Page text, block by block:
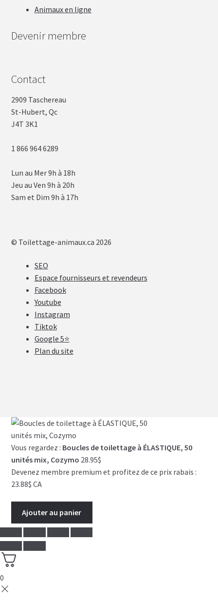
Animaux en ligne
Devenir membre
Contact
2909 Taschereau
St-Hubert, Qc
J4T 3K1
1 866 964 6289
Lun au Mer 9h à 18h
Jeu au Ven 9h à 20h
Sam et Dim 9h à 17h
© Toilettage-animaux.ca 2026
SEO
Espace fournisseurs et revendeurs
Facebook
Youtube
Instagram
Tiktok
Google 5⭐
Plan du site
Vous regardez : Boucles de toilettage à ÉLASTIQUE, 50
unités mix, Cozymo 28.95$
Devenez membre premium et profitez de ce prix rabais :
23.88$ CA
Ajouter au panier
0